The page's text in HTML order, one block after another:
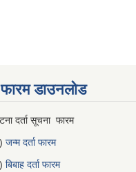
फारम डाउनलोड
दर्ता सूचना फारम
जन्म दर्ता फारम
बिबाह दर्ता फारम